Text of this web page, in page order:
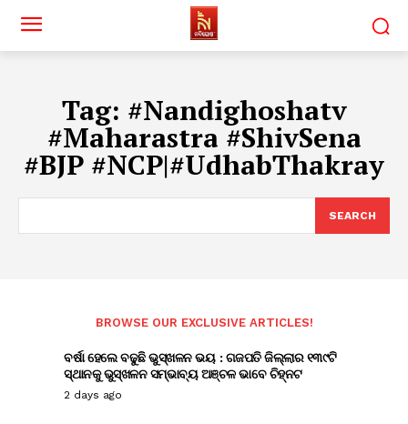
Tag: #Nandighoshatv
#Maharastra #ShivSena
#BJP #NCP|#UdhabThakray
SEARCH
BROWSE OUR EXCLUSIVE ARTICLES!
ବର୍ଷା ହେଲେ ବଢୁଛି ଭୁସ୍ଖଳନ ଭୟ : ଗଜପତି ଜିଲ୍ଲାର ୧୩୯ଟି
ସ୍ଥାନକୁ ଭୁସ୍ଖଳନ ସମ୍ଭାବ୍ୟ ଅଞ୍ଚଳ ଭାବେ ଚିହ୍ନଟ
2 days ago